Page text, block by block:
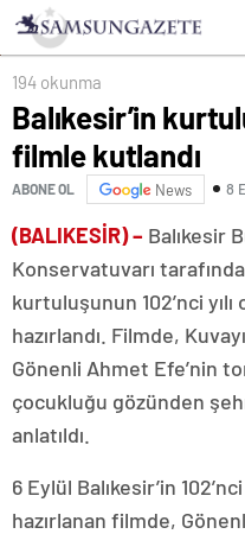
194 okunma
Balıkesir’in
filmle kutlandı
ABONE OL News 8
(BALIKESİR) – Balıkesir
Konservatuvarı
kurtuluşunun 102’nci
hazırlandı. Filmde,
Gönenli Ahmet Efe’nin
çocukluğu gözünden
anlatıldı.
6 Eylül Balıkesir’in
hazırlanan filmde,